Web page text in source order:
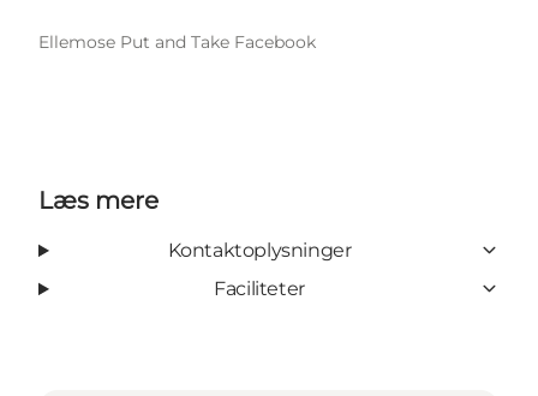
Ellemose Put and Take Facebook
Læs mere
Kontaktoplysninger
Faciliteter